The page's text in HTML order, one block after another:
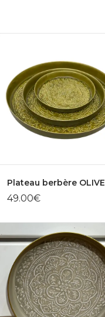
Plateau berbère OLIVE
49.00€